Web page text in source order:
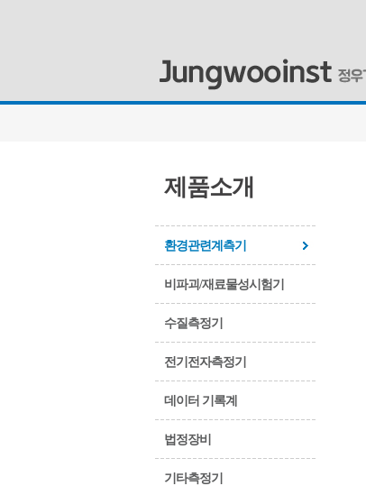
제품소개
환경관련계측기
비파괴/재료물성시험기
수질측정기
전기전자측정기
데이터 기록계
법정장비
기타측정기